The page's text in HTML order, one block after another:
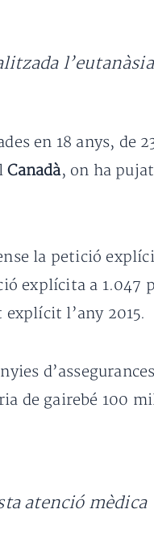
l’eutanàsia
en 18 anys, de
Canadà, on ha
la petició
explícita a 1.047
explícit l’any 2015.
de gairebé 100
atenció mèdica